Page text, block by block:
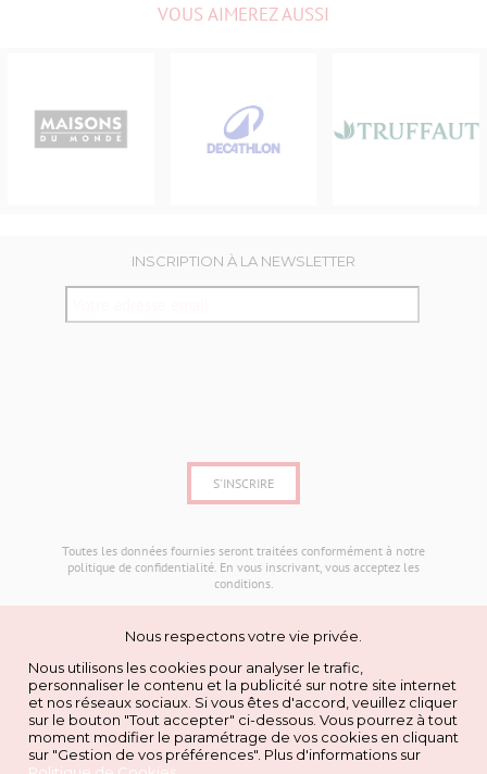
VOUS AIMEREZ AUSSI
DECATHLONTRUFFAUT
ADRESSE
Les Armoiries Shopping,
19 Boulevard Jean Monnet,
94360 Bry-sur-Marne
INSCRIPTION À LA NEWSLETTER
Toutes les données fournies seront traitées conformément à notre
politique de confidentialité. En vous inscrivant, vous acceptez les
conditions.
Nous respectons votre vie privée.
Nous utilisons les cookies pour analyser le trafic,
personnaliser le contenu et la publicité sur notre site internet
et nos réseaux sociaux. Si vous êtes d'accord, veuillez cliquer
sur le bouton "Tout accepter" ci-dessous. Vous pourrez à tout
moment modifier le paramétrage de vos cookies en cliquant
sur "Gestion de vos préférences". Plus d'informations sur